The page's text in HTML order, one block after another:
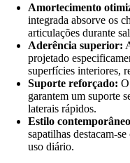
Amortecimento
integrada absorve os
articulações durante
Aderência superior:
projetado
superfícies interiores,
Suporte reforçado:
garantem um suporte
laterais rápidos.
Estilo
sapatilhas destacam-
uso diário.